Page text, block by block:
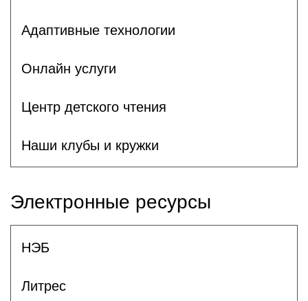
Адаптивные технологии
Онлайн услуги
Центр детского чтения
Наши клубы и кружки
Электронные ресурсы
НЭБ
Литрес